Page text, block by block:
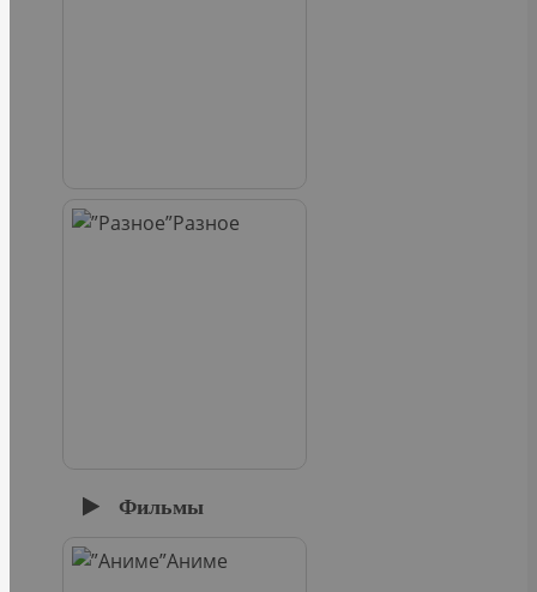
Разное
Фильмы
Аниме